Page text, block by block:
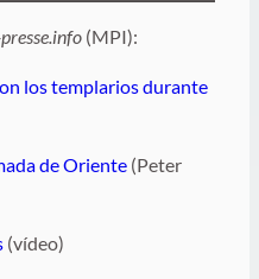
(MPI):
los templarios durante
de Oriente(Peter
(vídeo)